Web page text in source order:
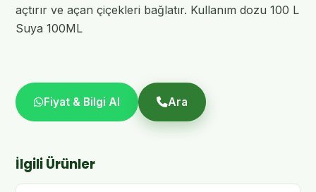
açtırır ve açan çiçekleri bağlatır. Kullanım dozu 100 L
Suya 100ML
Fiyat & Bilgi Al Ara
İlgili Ürünler